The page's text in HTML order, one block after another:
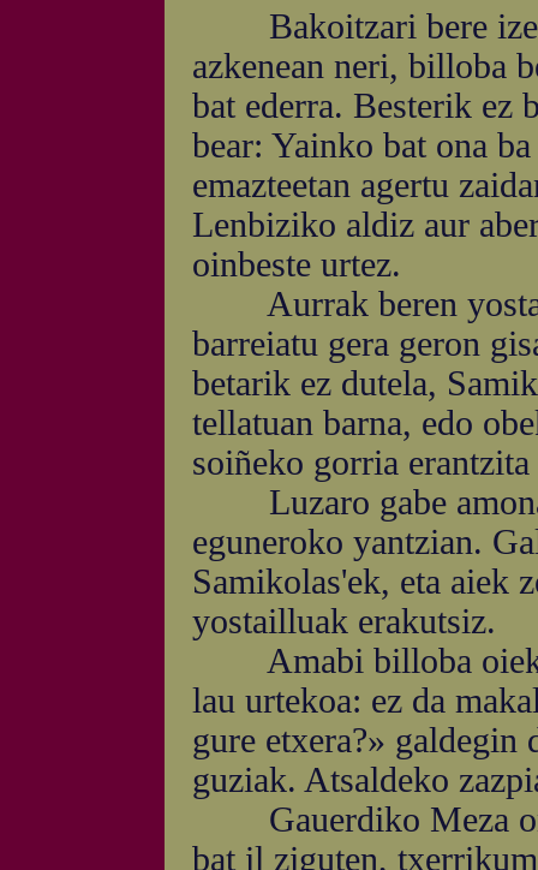
Bakoitzari bere
azkenean neri, billoba
bat ederra. Besterik ez
bear: Yainko bat ona
emazteetan agertu
Lenbiziko aldiz aur
oinbeste urtez.
Aurrak beren
barreiatu gera geron
betarik ez dutela,
tellatuan barna, edo
soiñeko gorria
Luzaro gabe amona
eguneroko yantzian.
Samikolas'ek, eta aiek
yostailluak erakutsiz.
Amabi billoba oiek
lau urtekoa: ez da
gure etxera?» galdegin
guziak. Atsaldeko
Gauerdiko Meza
bat il ziguten,